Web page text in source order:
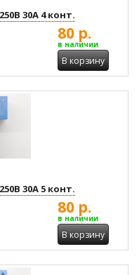
30А 4 конт.
80 р.
в наличии
В корзину
30А 5 конт.
80 р.
в наличии
В корзину